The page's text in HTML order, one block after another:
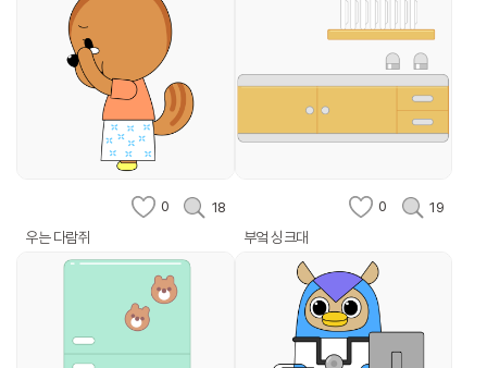
0 18
우는 다람쥐
0 19
부엌 싱크대